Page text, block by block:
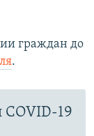
граждан до
.
19